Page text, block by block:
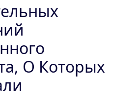
О Которых